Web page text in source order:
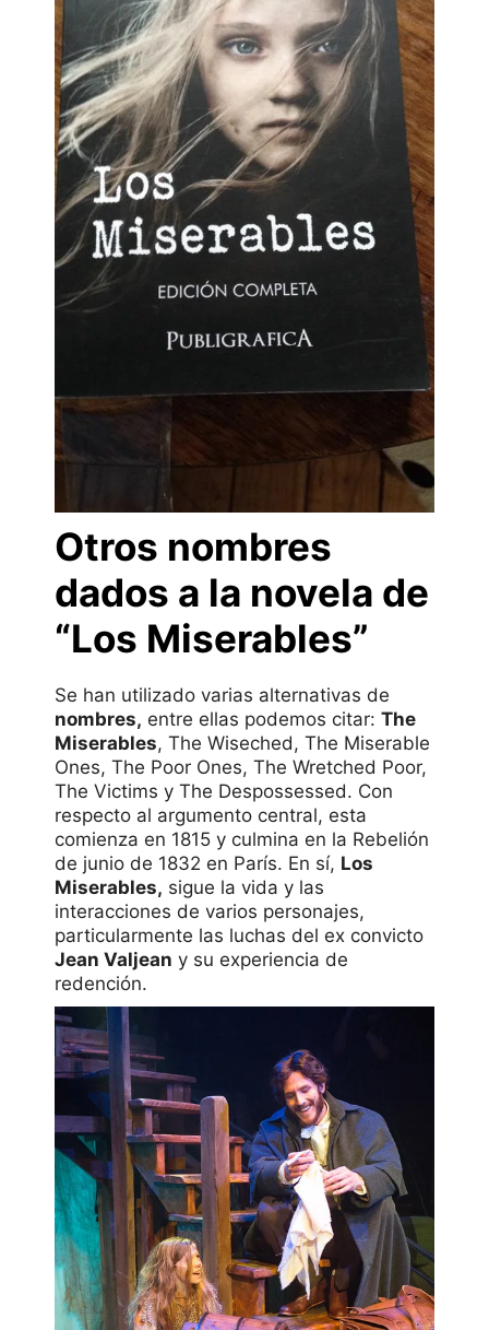
Otros nombres
dados a la novela de
“Los Miserables”
Se han utilizado varias alternativas de
nombres, entre ellas podemos citar: The
Miserables, The Wiseched, The Miserable
Ones, The Poor Ones, The Wretched Poor,
The Victims y The Despossessed. Con
respecto al argumento central, esta
comienza en 1815 y culmina en la Rebelión
de junio de 1832 en París. En sí, Los
Miserables, sigue la vida y las
interacciones de varios personajes,
particularmente las luchas del ex convicto
Jean Valjean y su experiencia de
redención.